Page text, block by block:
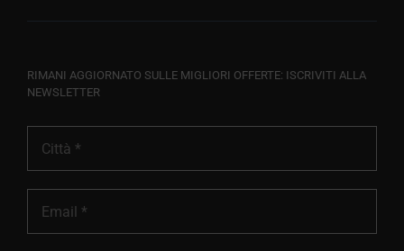
RIMANI AGGIORNATO SULLE MIGLIORI OFFERTE: ISCRIVITI ALLA
NEWSLETTER